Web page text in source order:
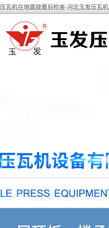
压瓦机在地面放置后检查-河北玉发压瓦机